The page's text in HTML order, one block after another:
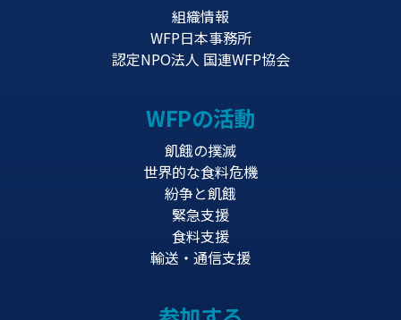
組織情報
WFP日本事務所
認定NPO法人 国連WFP協会
WFPの活動
飢餓の撲滅
世界的な食料危機
紛争と飢餓
緊急支援
食料支援
輸送・通信支援